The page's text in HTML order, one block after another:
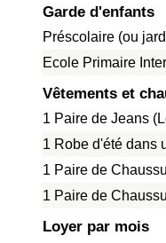
Garde d'enfants
Préscolaire (ou
Ecole Primaire
Vêtements et
1 Paire de Jeans
1 Robe d'été dans
1 Paire de
1 Paire de
Loyer par mois